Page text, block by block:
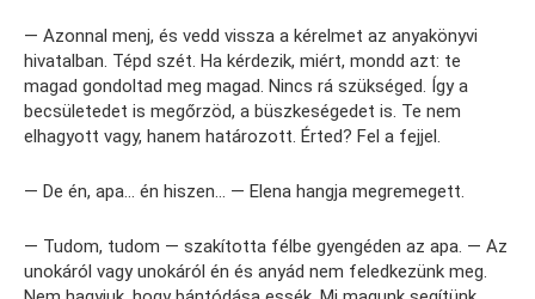
— Azonnal menj, és vedd vissza a kérelmet az anyakönyvi
hivatalban. Tépd szét. Ha kérdezik, miért, mondd azt: te
magad gondoltad meg magad. Nincs rá szükséged. Így a
becsületedet is megőrzöd, a büszkeségedet is. Te nem
elhagyott vagy, hanem határozott. Érted? Fel a fejjel.
— De én, apa… én hiszen… — Elena hangja megremegett.
— Tudom, tudom — szakította félbe gyengéden az apa. — Az
unokáról vagy unokáról én és anyád nem feledkezünk meg.